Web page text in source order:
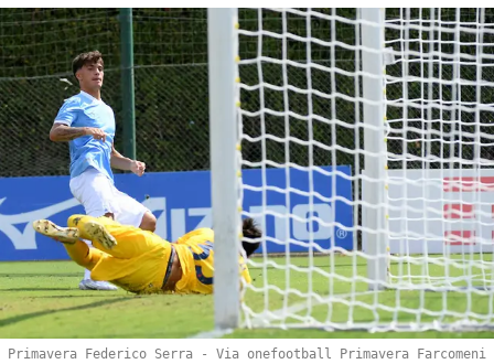
Primavera Federico Serra - Via onefootball Primavera Farcomeni